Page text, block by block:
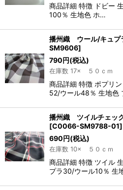
商品詳細 特徴 ドビー
100％ 生地色 ホ…
播州織 ウール/キュ
SM9606]
790円(税込)
在庫数 17× ５０ｃｍ
商品詳細 特徴 ポプリ
52/ウール48％ 生地色
播州織 ツイルチェッ
[C0066-SM9788-01]
690円(税込)
在庫数 10× ５０ｃｍ
商品詳細 特徴 ツイル
プラ30/ウール10％ 生